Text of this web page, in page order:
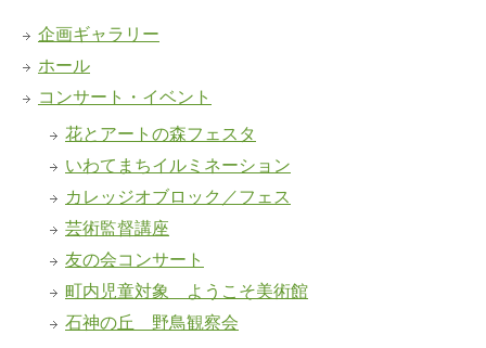
企画ギャラリー
ホール
コンサート・イベント
花とアートの森フェスタ
いわてまちイルミネーション
カレッジオブロック／フェス
芸術監督講座
友の会コンサート
町内児童対象 ようこそ美術館
石神の丘 野鳥観察会